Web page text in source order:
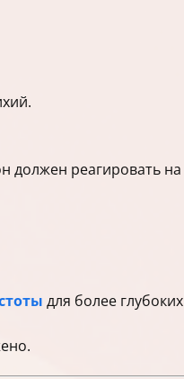
должен реагировать на
для более глубоких